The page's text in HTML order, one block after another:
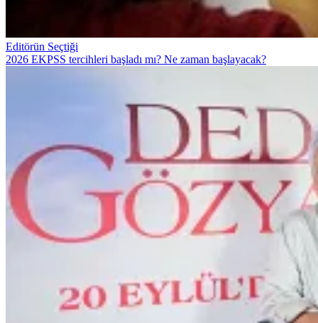
Editörün Seçtiği
2026 EKPSS tercihleri başladı mı? Ne zaman başlayacak?